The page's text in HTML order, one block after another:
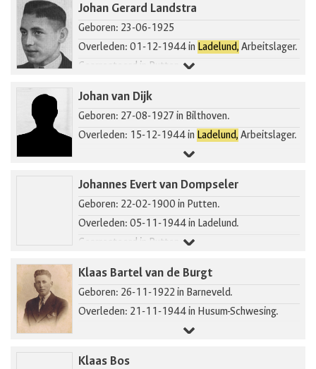
Johan Gerard Landstra
Geboren: 23-06-1925
Overleden: 01-12-1944 in Ladelund, Arbeitslager.
Gearresteerd in Putten.
Johan van Dijk
Geboren: 27-08-1927 in Bilthoven.
Overleden: 15-12-1944 in Ladelund, Arbeitslager.
Johannes Evert van Dompseler
Geboren: 22-02-1900 in Putten.
Overleden: 05-11-1944 in Ladelund.
Gearresteerd in Putten.
Klaas Bartel van de Burgt
Geboren: 26-11-1922 in Barneveld.
Overleden: 21-11-1944 in Husum-Schwesing.
Klaas Bos